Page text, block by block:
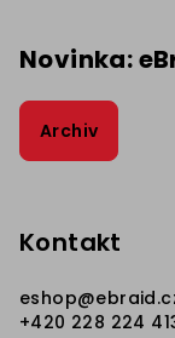
Novinka:
Archiv
Kontakt
eshop@
+420 228 224